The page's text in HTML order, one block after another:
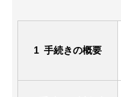
1 手続きの概要